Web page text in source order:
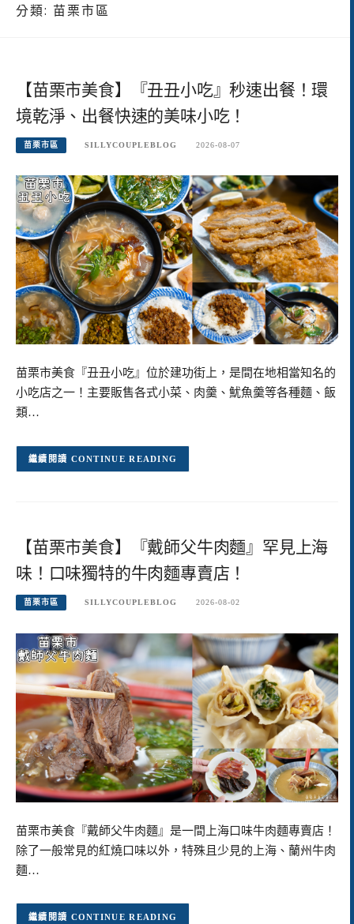
分類: 苗栗市區
【苗栗市美食】『丑丑小吃』秒速出餐！環
境乾淨、出餐快速的美味小吃！
苗栗市區 SILLYCOUPLEBLOG 2026-08-07
苗栗市美食『丑丑小吃』位於建功街上，是間在地相當知名的
小吃店之一！主要販售各式小菜、肉羹、魷魚羹等各種麵、飯
類…
CONTINUE READING
【苗栗市美食】『戴師父牛肉麵』罕見上海
味！口味獨特的牛肉麵專賣店！
苗栗市區 SILLYCOUPLEBLOG 2026-08-02
苗栗市美食『戴師父牛肉麵』是一間上海口味牛肉麵專賣店！
除了一般常見的紅燒口味以外，特殊且少見的上海、蘭州牛肉
麵…
CONTINUE READING